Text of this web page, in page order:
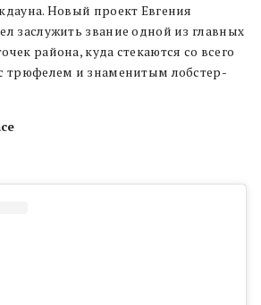
Новый проект Евгения
заслужить звание одной из главных
района, куда стекаются со всего
трюфелем и знаменитым лобстер-